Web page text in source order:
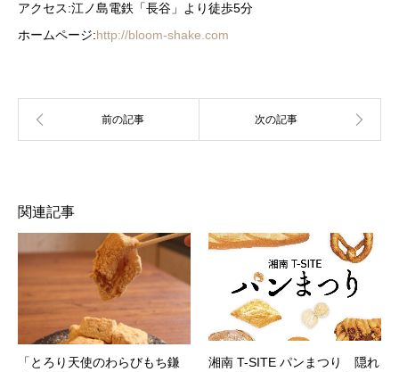
アクセス:江ノ島電鉄「長谷」より徒歩5分
ホームページ:http://bloom-shake.com
関連記事
「とろり天使のわらびもち鎌
湘南 T-SITE パンまつり 隠れ